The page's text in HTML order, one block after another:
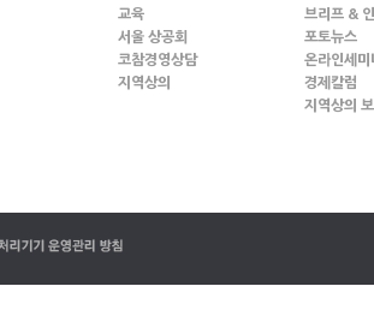
교육
서울 상공회
코참경영상담
지역상의
브리프 &
포토뉴스
온라인세미
경제칼럼
지역상의